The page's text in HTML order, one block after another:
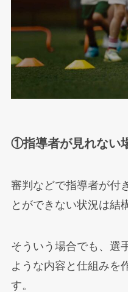
①指導者が見れない
審判などで指導者が付
とができない状況は結
そういう場合でも、選
ような内容と仕組みを
す。